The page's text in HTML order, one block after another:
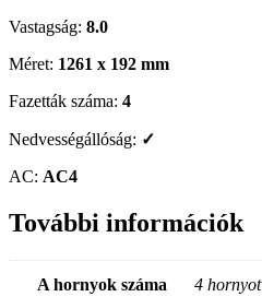
Vastagság: 8.0
Méret: 1261 x 192 mm
Fazetták száma: 4
Nedvességállóság: ✓
AC: AC4
További információk
A hornyok száma 4 hornyot